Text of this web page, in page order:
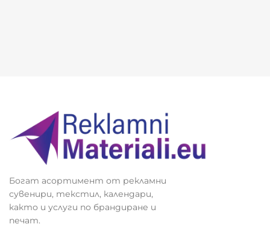
Богат асортимент от рекламни
сувенири, текстил, календари,
както и услуги по брандиране и
печат.